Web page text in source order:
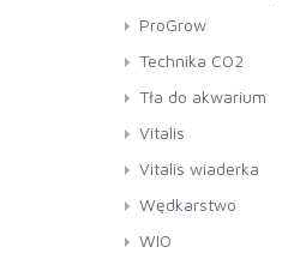
ProGrow
Technika CO2
Tła do akwarium
Vitalis
Vitalis wiaderka
Wędkarstwo
WIO